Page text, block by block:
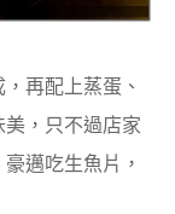
再配上蒸蛋、
，只不過店家
邁吃生魚片，